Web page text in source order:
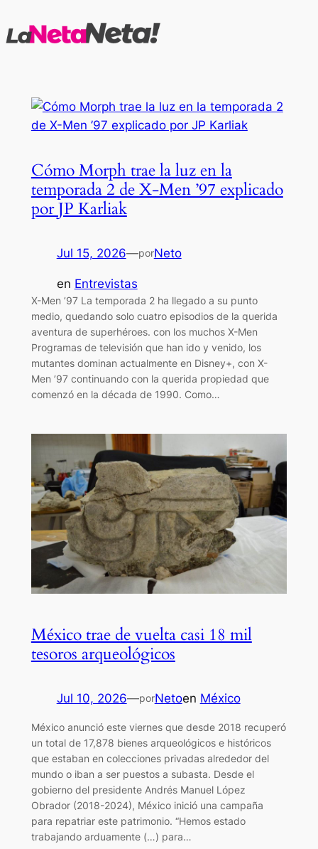
al
Cómo Morph trae la luz en la
temporada 2 de X-Men ’97 explicado
por JP Karliak
Jul 15, 2026—porNeto
en Entrevistas
X-Men ’97 La temporada 2 ha llegado a su punto
medio, quedando solo cuatro episodios de la querida
aventura de superhéroes. con los muchos X-Men
Programas de televisión que han ido y venido, los
mutantes dominan actualmente en Disney+, con X-
Men ’97 continuando con la querida propiedad que
comenzó en la década de 1990. Como…
México trae de vuelta casi 18 mil
tesoros arqueológicos
Jul 10, 2026—porNetoen México
México anunció este viernes que desde 2018 recuperó
un total de 17,878 bienes arqueológicos e históricos
que estaban en colecciones privadas alrededor del
mundo o iban a ser puestos a subasta. Desde el
gobierno del presidente Andrés Manuel López
Obrador (2018-2024), México inició una campaña
para repatriar este patrimonio. “Hemos estado
trabajando arduamente (…) para…